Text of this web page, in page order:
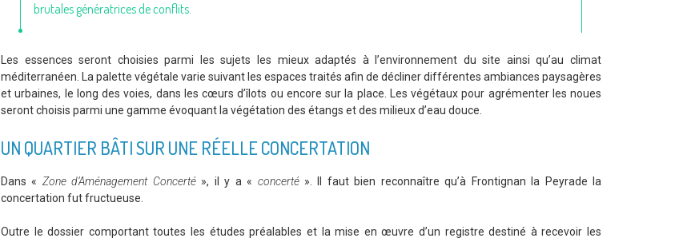
brutales génératrices de conflits.
Les essences seront choisies parmi les sujets les mieux adaptés à l’environnement du site ainsi qu’au climat
méditerranéen. La palette végétale varie suivant les espaces traités afin de décliner différentes ambiances paysagères
et urbaines, le long des voies, dans les cœurs d’îlots ou encore sur la place. Les végétaux pour agrémenter les noues
seront choisis parmi une gamme évoquant la végétation des étangs et des milieux d’eau douce.
UN QUARTIER BÂTI SUR UNE RÉELLE CONCERTATION
Dans « Zone d’Aménagement Concerté», il y a « concerté». Il faut bien reconnaître qu’à Frontignan la Peyrade la
concertation fut fructueuse.
Outre le dossier comportant toutes les études préalables et la mise en œuvre d’un registre destiné à recevoir les